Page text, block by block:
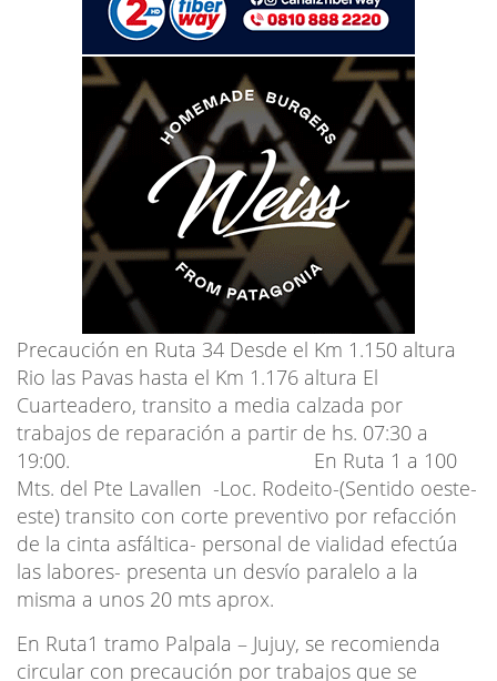
Precaución en Ruta 34 Desde el Km 1.150 altura
Rio las Pavas hasta el Km 1.176 altura El
Cuarteadero, transito a media calzada por
trabajos de reparación a partir de hs. 07:30 a
19:00. En Ruta 1 a 100
Mts. del Pte Lavallen -Loc. Rodeito-(Sentido oeste-
este) transito con corte preventivo por refacción
de la cinta asfáltica- personal de vialidad efectúa
las labores- presenta un desvío paralelo a la
misma a unos 20 mts aprox.
En Ruta1 tramo Palpala – Jujuy, se recomienda
circular con precaución por trabajos que se